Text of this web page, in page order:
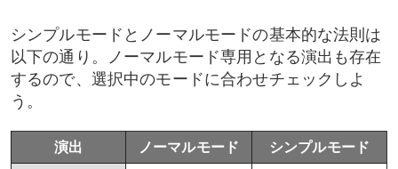
赤枠
ボタンの種類
シンプルモードとノーマルモードの基本的な法則は
以下の通り。ノーマルモード専用となる演出も存在
するので、選択中のモードに合わせチェックしよ
う。
演出 ノーマルモード シンプルモード